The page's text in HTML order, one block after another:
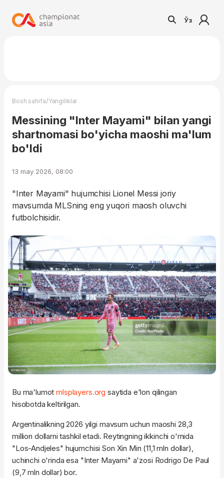
Ўз
Bosh sahifa/Yangiliklar
Messining "Inter Mayami" bilan yangi
shartnomasi bo'yicha maoshi ma'lum
bo'ldi
13 may 2026, 08:00
"Inter Mayami" hujumchisi Lionel Messi joriy
mavsumda MLSning eng yuqori maosh oluvchi
futbolchisidir.
Bu ma'lumotmlsplayers.org saytida e'lon qilingan
hisobotda keltirilgan.
Argentinalikning 2026 yilgi mavsum uchun maoshi 28,3
million dollarni tashkil etadi. Reytingning ikkinchi o'rnida
"Los-Andjeles" hujumchisi Son Xin Min (11,1 mln dollar),
uchinchi o'rinda esa "Inter Mayami" a'zosi Rodrigo De Paul
(9,7 mln dollar) bor.